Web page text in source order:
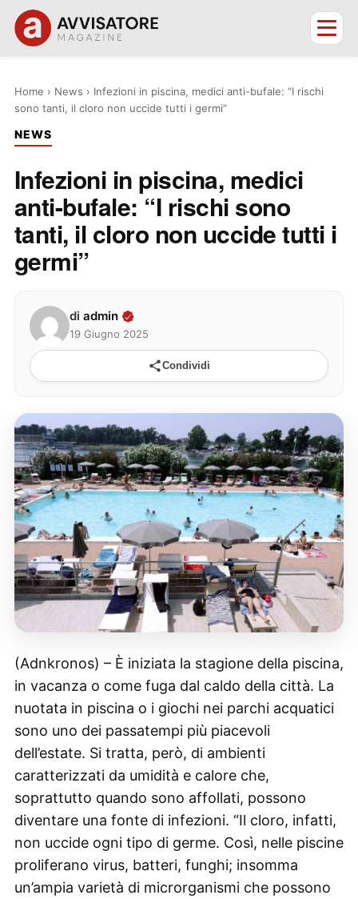
Home › News › Infezioni in piscina, medici anti-bufale: “I rischi
sono tanti, il cloro non uccide tutti i germi”
NEWS
Infezioni in piscina, medici
anti-bufale: “I rischi sono
tanti, il cloro non uccide tutti i
germi”
di admin
19 Giugno 2025
Condividi
(Adnkronos) – È iniziata la stagione della piscina,
in vacanza o come fuga dal caldo della città. La
nuotata in piscina o i giochi nei parchi acquatici
sono uno dei passatempi più piacevoli
dell’estate. Si tratta, però, di ambienti
caratterizzati da umidità e calore che,
soprattutto quando sono affollati, possono
diventare una fonte di infezioni. “Il cloro, infatti,
non uccide ogni tipo di germe. Così, nelle piscine
proliferano virus, batteri, funghi; insomma
un’ampia varietà di microrganismi che possono